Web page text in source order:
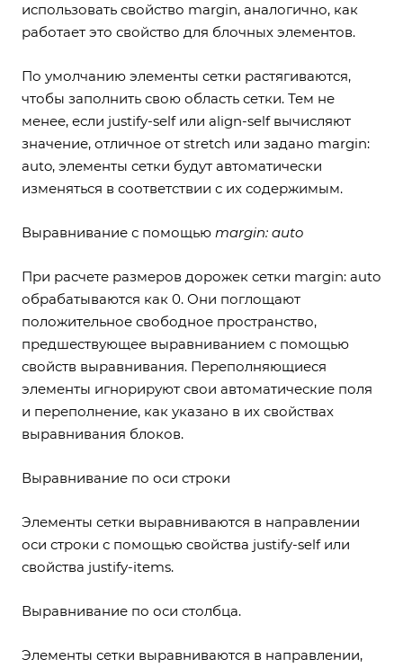
использовать свойство margin, аналогично, как
работает это свойство для блочных элементов.
По умолчанию элементы сетки растягиваются,
чтобы заполнить свою область сетки. Тем не
менее, если justify-self или align-self вычисляют
значение, отличное от stretch или задано margin:
auto, элементы сетки будут автоматически
изменяться в соответствии с их содержимым.
Выравнивание с помощью margin: auto
При расчете размеров дорожек сетки margin: auto
обрабатываются как 0. Они поглощают
положительное свободное пространство,
предшествующее выравниванием с помощью
свойств выравнивания. Переполняющиеся
элементы игнорируют свои автоматические поля
и переполнение, как указано в их свойствах
выравнивания блоков.
Выравнивание по оси строки
Элементы сетки выравниваются в направлении
оси строки с помощью свойства justify-self или
свойства justify-items.
Выравнивание по оси столбца.
Элементы сетки выравниваются в направлении,